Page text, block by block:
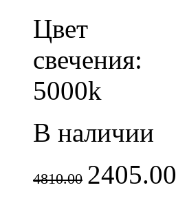
Цвет
свечения:
5000k
В наличии
4810.00 2405.00